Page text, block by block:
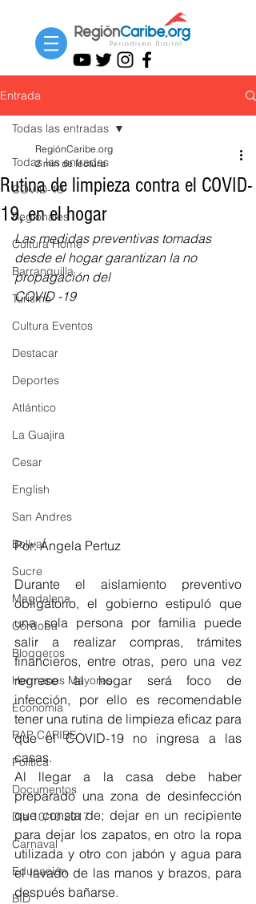
Entrada
Todas las entradas
COVID-19
Regionales
Cultura Home
Barranquilla
Turismo
Cultura Eventos
Destacar
Deportes
Atlántico
La Guajira
Cesar
English
San Andres
Bolívar
Sucre
Magdalena
Córdoba
Bloggeros
Hermanos Mayores
Economía
RAP CARIBE
Política
Documentos
Día 10/10 2017
Carnaval
Educación
BID
Todas las entradas
Rutina de limpieza contra el COVID-
19, en el hogar
RegiónCaribe.org
2 min de lectura
Las medidas preventivas tomadas
desde el hogar garantizan la no
propagación del
COVID -19
Por: Ángela Pertuz
Durante el aislamiento preventivo
obligatorio, el gobierno estipuló que
una sola persona por familia puede
salir a realizar compras, trámites
financieros, entre otras, pero una vez
regrese al hogar será foco de
infección, por ello es recomendable
tener una rutina de limpieza eficaz para
que el COVID-19 no ingresa a las
casas.
Al llegar a la casa debe haber
preparado una zona de desinfección
que consta de; dejar en un recipiente
para dejar los zapatos, en otro la ropa
utilizada y otro con jabón y agua para
el lavado de las manos y brazos, para
después bañarse.